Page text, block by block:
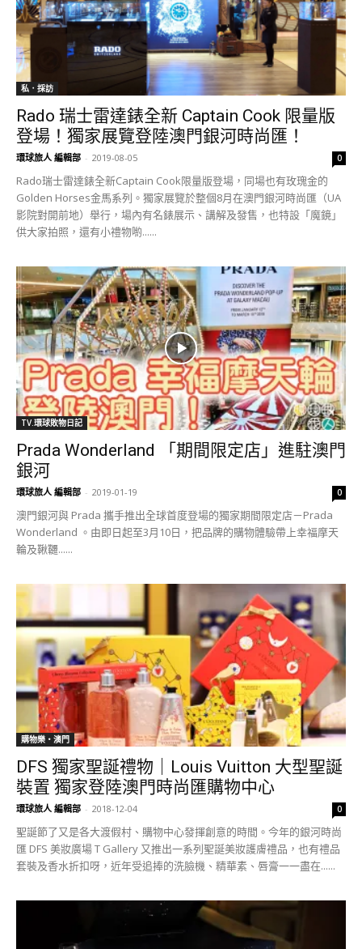
私．採訪
Rado 瑞士雷達錶全新 Captain Cook 限量版
登場！獨家展覽登陸澳門銀河時尚匯！
環球旅人 編輯部 - 2019-08-05 0
Rado瑞士雷達錶全新Captain Cook限量版登場，同場也有玫瑰金的
Golden Horses金馬系列。獨家展覽於整個8月在澳門銀河時尚匯（UA
影院對開前地）舉行，場內有名錶展示、講解及發售，也特設「魔鏡」
供大家拍照，還有小禮物喲......
TV.環球敗物日記
Prada Wonderland 「期間限定店」進駐澳門
銀河
環球旅人 編輯部 - 2019-01-19 0
澳門銀河與 Prada 攜手推出全球首度登場的獨家期間限定店－Prada
Wonderland 。由即日起至3月10日，把品牌的購物體驗帶上幸福摩天
輪及鞦韆......
購物樂‧澳門
DFS 獨家聖誕禮物｜Louis Vuitton 大型聖誕
裝置 獨家登陸澳門時尚匯購物中心
環球旅人 編輯部 - 2018-12-04 0
聖誕節了又是各大渡假村、購物中心發揮創意的時間。今年的銀河時尚
匯 DFS 美妝廣場 T Gallery 又推出一系列聖誕美妝護膚禮品，也有禮品
套裝及香水折扣呀，近年受追捧的洗臉機、精華素、唇膏一一盡在......